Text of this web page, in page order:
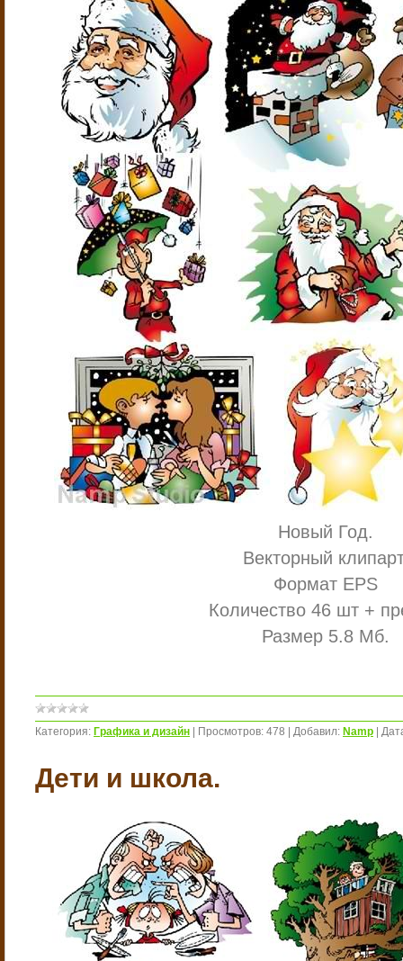
Новый Год.
Векторный
Формат EPS
Количество 46 шт +
Размер 5.8 Мб.
Категория: Графика и дизайн Просмотров: 478 Добавил: Namp
Дети и школа.